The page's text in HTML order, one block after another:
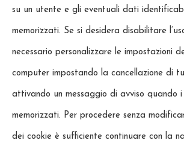
su un utente e gli eventuali dati
memorizzati. Se si desidera disabilitare
necessario personalizzare le impostazioni
computer impostando la cancellazione di
attivando un messaggio di avviso quando i
memorizzati. Per procedere senza
dei cookie è sufficiente continuare con la